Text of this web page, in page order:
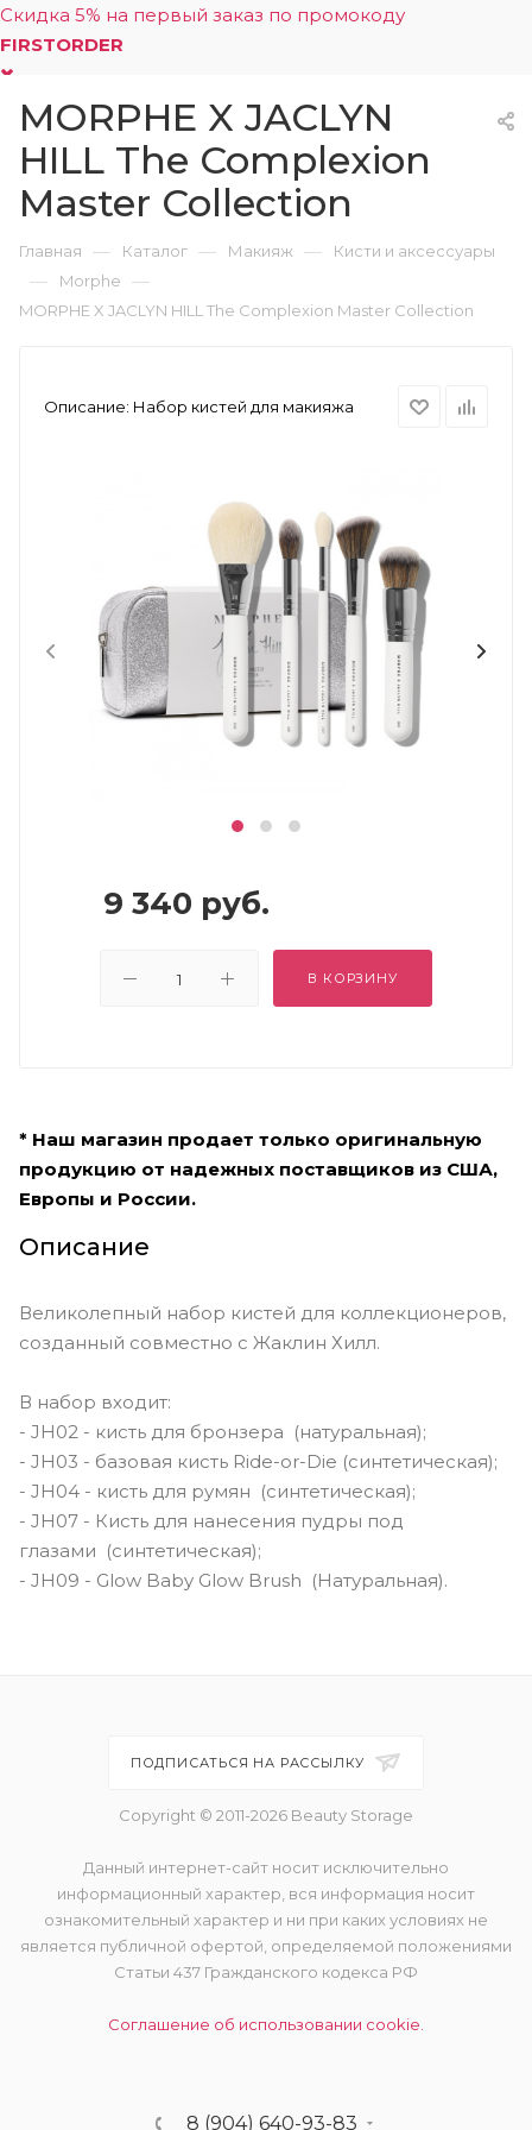
Скидка 5% на первый заказ по промокоду
FIRSTORDER
0
MORPHE X JACLYN
HILL The Complexion
Master Collection
Главная — Каталог — Макияж — Кисти и аксессуары
— Morphe —
MORPHE X JACLYN HILL The Complexion Master Collection
Описание: Набор кистей для макияжа
9 340 руб.
В КОРЗИНУ
* Наш магазин продает только оригинальную
продукцию от надежных поставщиков из США,
Европы и России.
Описание
Великолепный набор кистей для коллекционеров,
созданный совместно с Жаклин Хилл.
В набор входит:
- JH02 - кисть для бронзера (натуральная);
- JH03 - базовая кисть Ride-or-Die (синтетическая);
- JH04 - кисть для румян (синтетическая);
- JH07 - Кисть для нанесения пудры под
глазами (синтетическая);
- JH09 - Glow Baby Glow Brush (Натуральная).
ПОДПИСАТЬСЯ НА РАССЫЛКУ
Copyright © 2011-2026 Beauty Storage
Данный интернет-сайт носит исключительно
информационный характер, вся информация носит
ознакомительный характер и ни при каких условиях не
является публичной офертой, определяемой положениями
Статьи 437 Гражданского кодекса РФ
Соглашение об использовании cookie.
8 (904) 640-93-83